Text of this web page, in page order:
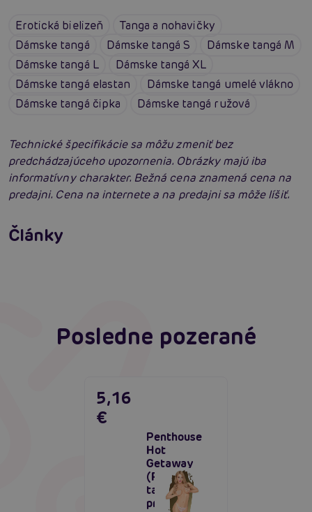
Erotická bielizeň
Tanga a nohavičky
Dámske tangá
Dámske tangá S
Dámske tangá M
Dámske tangá L
Dámske tangá XL
Dámske tangá elastan
Dámske tangá umelé vlákno
Dámske tangá čipka
Dámske tangá ružová
Technické špecifikácie sa môžu zmeniť bez
predchádzajúceho upozornenia. Obrázky majú iba
informatívny charakter. Bežná cena znamená cena na
predajni. Cena na internete a na predajni sa môže líšiť.
Články
neodolateľne sexy
Čítať viacej
Erotická inteligencia: Príručka Sexiómov
Posledne pozerané
Penthouse
Hot
Getaway
(Rose),
tangá s
prestrihom
5,16
€